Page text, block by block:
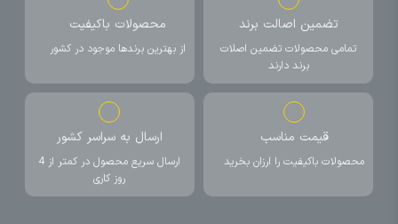
تضمین اصالت برند
تمامی محصولات تضمین اصلات
برند دارند
محصولات باکیفیت
از بهترین برندها موجود در کشور
قیمت مناسب
محصولات باکیفیت را ارزان بخرید
ارسال به سراسر کشور
ارسال سریع محصول در کمتر از 4
روز کاری